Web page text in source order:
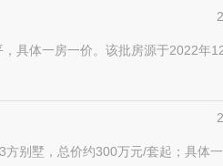
具体一房一价。该批房源于2022年
别墅，总价约300万元/套起；具体